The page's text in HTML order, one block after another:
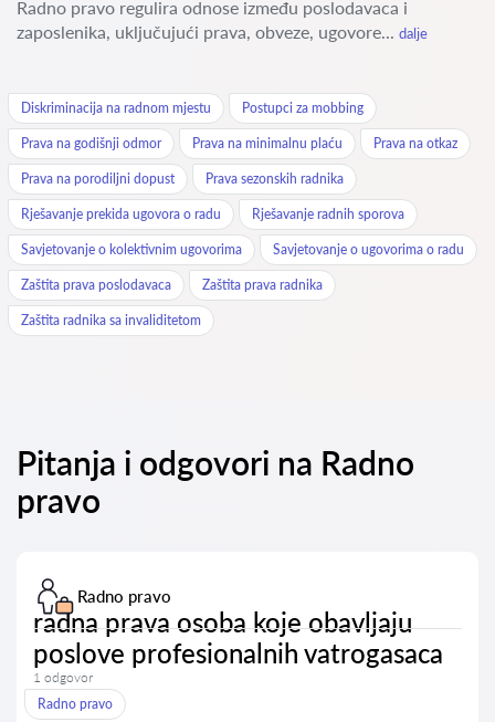
Radno pravo regulira odnose između poslodavaca i
zaposlenika, uključujući prava, obveze, ugovore... dalje
Diskriminacija na radnom mjestu Postupci za mobbing
Prava na godišnji odmor Prava na minimalnu plaću Prava na otkaz
Prava na porodiljni dopust Prava sezonskih radnika
Rješavanje prekida ugovora o radu Rješavanje radnih sporova
Savjetovanje o kolektivnim ugovorima Savjetovanje o ugovorima o radu
Zaštita prava poslodavaca Zaštita prava radnika
Zaštita radnika sa invaliditetom
Pitanja i odgovori na Radno
pravo
Radno pravo
radna prava osoba koje obavljaju
poslove profesionalnih vatrogasaca
1 odgovor
Radno pravo